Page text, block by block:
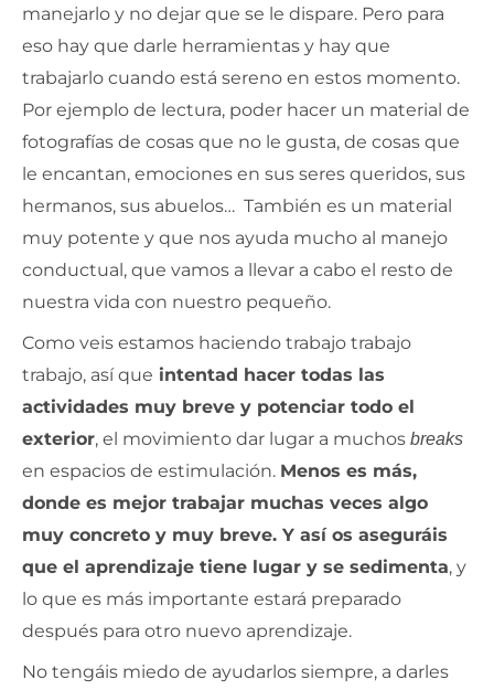
manejarlo y no dejar que se le dispare. Pero para
eso hay que darle herramientas y hay que
trabajarlo cuando está sereno en estos momento.
Por ejemplo de lectura, poder hacer un material de
fotografías de cosas que no le gusta, de cosas que
le encantan, emociones en sus seres queridos, sus
hermanos, sus abuelos… También es un material
muy potente y que nos ayuda mucho al manejo
conductual, que vamos a llevar a cabo el resto de
nuestra vida con nuestro pequeño.
Como veis estamos haciendo trabajo trabajo
trabajo, así que intentad hacer todas las
actividades muy breve y potenciar todo el
exterior, el movimiento dar lugar a muchos breaks
en espacios de estimulación. Menos es más,
donde es mejor trabajar muchas veces algo
muy concreto y muy breve. Y así os aseguráis
que el aprendizaje tiene lugar y se sedimenta, y
lo que es más importante estará preparado
después para otro nuevo aprendizaje.
No tengáis miedo de ayudarlos siempre, a darles